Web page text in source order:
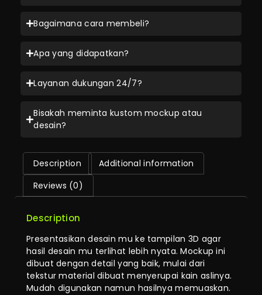
Bagaimana cara membeli?
Apa yang didapatkan?
Layanan dukungan 24/7?
Bisakah meminta kustom mockup atau
desain?
Description
Additional information
Reviews (0)
Description
Presentasikan desain mu ke tampilan 3D agar
hasil desain mu terlihat lebih nyata. Mockup ini
dibuat dengan detail yang baik, mulai dari
tekstur material dibuat menyerupai kain aslinya.
Mudah digunakan namun hasilnya memuaskan.